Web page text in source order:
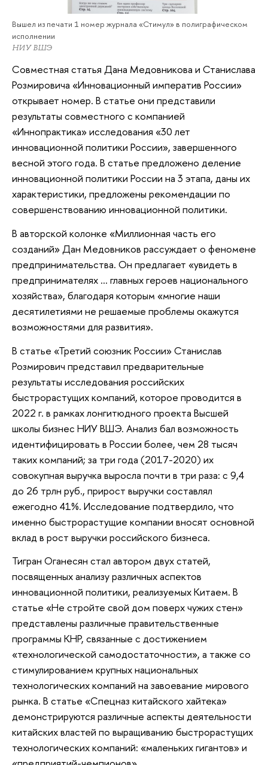
Вышел из печати 1 номер журнала «Стимул» в полиграфическом
исполнении
НИУ ВШЭ
Совместная статья Дана Медовникова и Станислава
Розмировича «Инновационный императив России»
открывает номер. В статье они представили
результаты совместного с компанией
«Иннопрактика» исследования «30 лет
инновационной политики России», завершенного
весной этого года. В статье предложено деление
инновационной политики России на 3 этапа, даны их
характеристики, предложены рекомендации по
совершенствованию инновационной политики.
В авторской колонке «Миллионная часть его
созданий» Дан Медовников рассуждает о феномене
предпринимательства. Он предлагает «увидеть в
предпринимателях … главных героев национального
хозяйства», благодаря которым «многие наши
десятилетиями не решаемые проблемы окажутся
возможностями для развития».
В статье «Третий союзник России» Станислав
Розмирович представил предварительные
результаты исследования российских
быстрорастущих компаний, которое проводится в
2022 г. в рамках лонгитюдного проекта Высшей
школы бизнес НИУ ВШЭ. Анализ бал возможность
идентифицировать в России более, чем 28 тысяч
таких компаний; за три года (2017-2020) их
совокупная выручка выросла почти в три раза: с 9,4
до 26 трлн руб., прирост выручки составлял
ежегодно 41%. Исследование подтвердило, что
именно быстрорастущие компании вносят основной
вклад в рост выручки российского бизнеса.
Тигран Оганесян стал автором двух статей,
посвященных анализу различных аспектов
инновационной политики, реализуемых Китаем. В
статье «Не стройте свой дом поверх чужих стен»
представлены различные правительственные
программы КНР, связанные с достижением
«технологической самодостаточности», а также со
стимулированием крупных национальных
технологических компаний на завоевание мирового
рынка. В статье «Спецназ китайского хайтека»
демонстрируются различные аспекты деятельности
китайских властей по выращиванию быстрорастущих
технологических компаний: «маленьких гигантов» и